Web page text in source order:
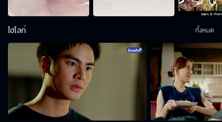
ไฮไลท์ ทั้งหมด